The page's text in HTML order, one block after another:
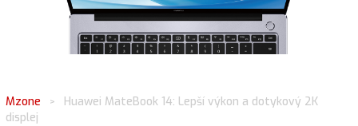
Mzone >
Huawei MateBook 14: Lepší výkon a dotykový 2K
displej